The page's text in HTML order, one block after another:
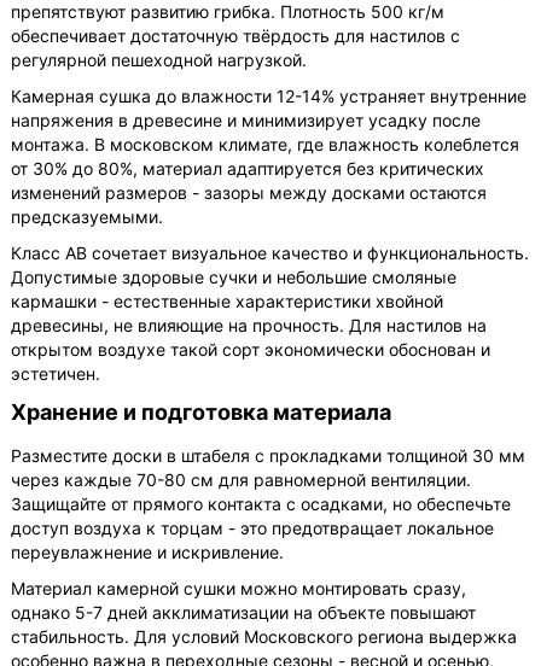
препятствуют развитию грибка. Плотность 500 кг/м
обеспечивает достаточную твёрдость для настилов с
регулярной пешеходной нагрузкой.
Камерная сушка до влажности 12-14% устраняет внутренние
напряжения в древесине и минимизирует усадку после
монтажа. В московском климате, где влажность колеблется
от 30% до 80%, материал адаптируется без критических
изменений размеров - зазоры между досками остаются
предсказуемыми.
Класс АВ сочетает визуальное качество и функциональность.
Допустимые здоровые сучки и небольшие смоляные
кармашки - естественные характеристики хвойной
древесины, не влияющие на прочность. Для настилов на
открытом воздухе такой сорт экономически обоснован и
эстетичен.
Хранение и подготовка материала
Разместите доски в штабеля с прокладками толщиной 30 мм
через каждые 70-80 см для равномерной вентиляции.
Защищайте от прямого контакта с осадками, но обеспечьте
доступ воздуха к торцам - это предотвращает локальное
переувлажнение и искривление.
Материал камерной сушки можно монтировать сразу,
однако 5-7 дней акклиматизации на объекте повышают
стабильность. Для условий Московского региона выдержка
особенно важна в переходные сезоны - весной и осенью,